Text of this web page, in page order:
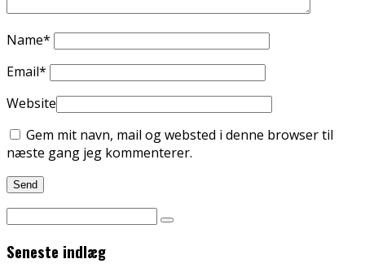
Name*
Email*
Website
Gem mit navn, mail og websted i denne browser til
næste gang jeg kommenterer.
Seneste indlæg